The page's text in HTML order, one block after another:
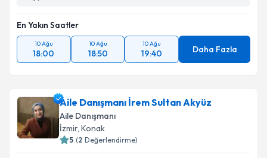
En Yakın Saatler
10 Ağu
18:00
10 Ağu
18:50
10 Ağu
19:40 Daha Fazla
Aile Danışmanı İrem Sultan Akyüz
Aile Danışmanı
İzmir, Konak
5 (2 Değerlendirme)